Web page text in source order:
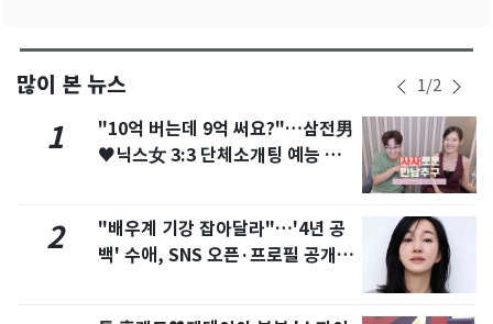
많이 본 뉴스 1/2
1
"10억 버는데 9억 써요?"…삼전男
♥닉스女 3:3 단체소개팅 예능 화
2
"배우계 기강 잡아달라"…'4년 공
백' 수애, SNS 오픈·프로필 공개